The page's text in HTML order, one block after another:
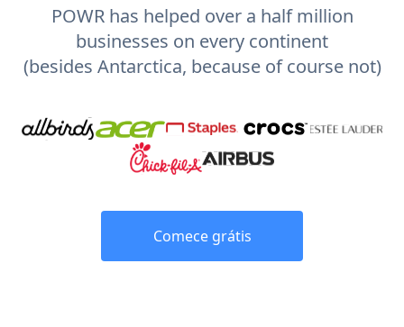
POWR has helped over a half million
businesses on every continent
(besides Antarctica, because of course not)
Comece grátis